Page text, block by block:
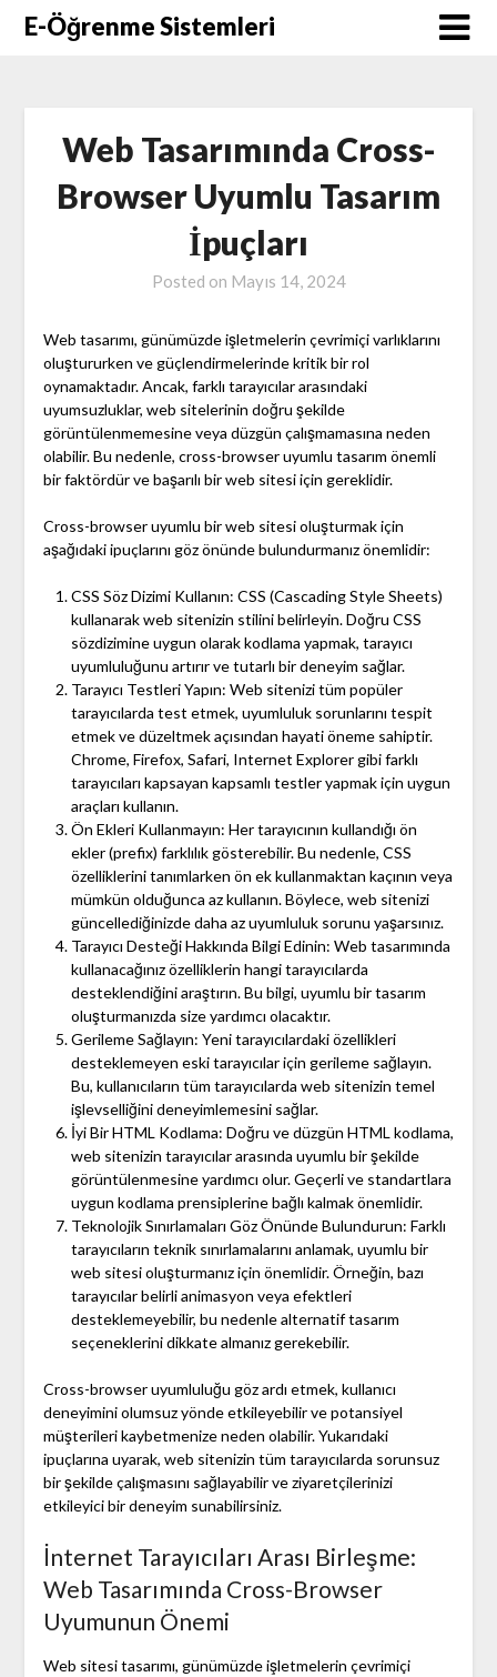
SkipE-Öğrenme Sistemleri
Web Tasarımında Cross-
Browser Uyumlu Tasarım
İpuçları
Posted on Mayıs 14, 2024
Web tasarımı, günümüzde işletmelerin çevrimiçi varlıklarını
oluştururken ve güçlendirmelerinde kritik bir rol
oynamaktadır. Ancak, farklı tarayıcılar arasındaki
uyumsuzluklar, web sitelerinin doğru şekilde
görüntülenmemesine veya düzgün çalışmamasına neden
olabilir. Bu nedenle, cross-browser uyumlu tasarım önemli
bir faktördür ve başarılı bir web sitesi için gereklidir.
Cross-browser uyumlu bir web sitesi oluşturmak için
aşağıdaki ipuçlarını göz önünde bulundurmanız önemlidir:
CSS Söz Dizimi Kullanın: CSS (Cascading Style Sheets)
kullanarak web sitenizin stilini belirleyin. Doğru CSS
sözdizimine uygun olarak kodlama yapmak, tarayıcı
uyumluluğunu artırır ve tutarlı bir deneyim sağlar.
Tarayıcı Testleri Yapın: Web sitenizi tüm popüler
tarayıcılarda test etmek, uyumluluk sorunlarını tespit
etmek ve düzeltmek açısından hayati öneme sahiptir.
Chrome, Firefox, Safari, Internet Explorer gibi farklı
tarayıcıları kapsayan kapsamlı testler yapmak için uygun
araçları kullanın.
Ön Ekleri Kullanmayın: Her tarayıcının kullandığı ön
ekler (prefix) farklılık gösterebilir. Bu nedenle, CSS
özelliklerini tanımlarken ön ek kullanmaktan kaçının veya
mümkün olduğunca az kullanın. Böylece, web sitenizi
güncellediğinizde daha az uyumluluk sorunu yaşarsınız.
Tarayıcı Desteği Hakkında Bilgi Edinin: Web tasarımında
kullanacağınız özelliklerin hangi tarayıcılarda
desteklendiğini araştırın. Bu bilgi, uyumlu bir tasarım
oluşturmanızda size yardımcı olacaktır.
Gerileme Sağlayın: Yeni tarayıcılardaki özellikleri
desteklemeyen eski tarayıcılar için gerileme sağlayın.
Bu, kullanıcıların tüm tarayıcılarda web sitenizin temel
işlevselliğini deneyimlemesini sağlar.
İyi Bir HTML Kodlama: Doğru ve düzgün HTML kodlama,
web sitenizin tarayıcılar arasında uyumlu bir şekilde
görüntülenmesine yardımcı olur. Geçerli ve standartlara
uygun kodlama prensiplerine bağlı kalmak önemlidir.
Teknolojik Sınırlamaları Göz Önünde Bulundurun: Farklı
tarayıcıların teknik sınırlamalarını anlamak, uyumlu bir
web sitesi oluşturmanız için önemlidir. Örneğin, bazı
tarayıcılar belirli animasyon veya efektleri
desteklemeyebilir, bu nedenle alternatif tasarım
seçeneklerini dikkate almanız gerekebilir.
Cross-browser uyumluluğu göz ardı etmek, kullanıcı
deneyimini olumsuz yönde etkileyebilir ve potansiyel
müşterileri kaybetmenize neden olabilir. Yukarıdaki
ipuçlarına uyarak, web sitenizin tüm tarayıcılarda sorunsuz
bir şekilde çalışmasını sağlayabilir ve ziyaretçilerinizi
etkileyici bir deneyim sunabilirsiniz.
İnternet Tarayıcıları Arası Birleşme:
Web Tasarımında Cross-Browser
Uyumunun Önemi
Web sitesi tasarımı, günümüzde işletmelerin çevrimiçi